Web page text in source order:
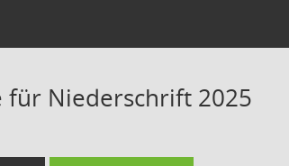
für Niederschrift 2025